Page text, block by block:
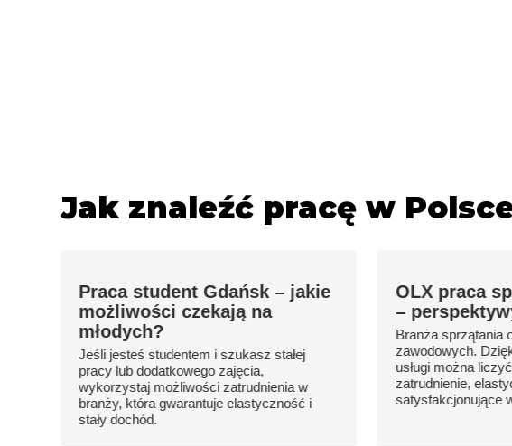
Jak znaleźć pracę w
Praca student Gdańsk – jakie
możliwości czekają na
młodych?️
Jeśli jesteś studentem i szukasz stałej
pracy lub dodatkowego zajęcia,
wykorzystaj możliwości zatrudnienia w
branży, która gwarantuje elastyczność i
stały dochód.
OLX praca
–
Branża sprzątania
zawodowych.
usługi można
zatrudnienie,
satysfakcjonujące